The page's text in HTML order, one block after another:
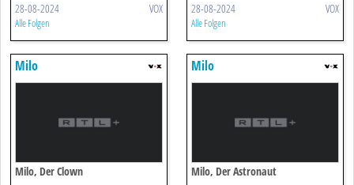
28-08-2024 VOX
Alle Folgen
28-08-2024 VOX
Alle Folgen
Milo
Milo, Der Clown
Milo
Milo, Der Astronaut